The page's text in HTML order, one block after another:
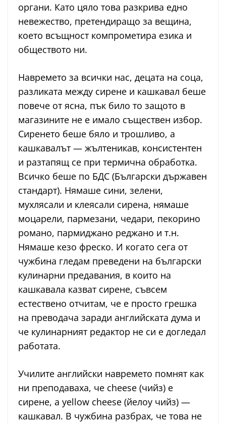
органи. Като цяло това разкрива едно
невежество, претендиращо за вещина,
което всъщност компрометира езика и
обществото ни.
Навремето за всички нас, децата на соца,
разликата между сирене и кашкавал беше
повече от ясна, пък било то защото в
магазините не е имало съществен избор.
Сиренето беше бяло и трошливо, а
кашкавалът — жълтеникав, консистентен
и разтапящ се при термична обработка.
Всичко беше по БДС (Български държавен
стандарт). Нямаше сини, зелени,
мухлясали и клеясали сирена, нямаше
моцарели, пармезани, чедари, пекорино
романо, пармиджано реджано и т.н.
Нямаше кезо фреско. И когато сега от
чужбина гледам преведени на български
кулинарни предавания, в които на
кашкавала казват сирене, съвсем
естествено отчитам, че е просто грешка
на преводача заради английската дума и
че кулинарният редактор не си е догледал
работата.
Училите английски навремето помнят как
ни преподаваха, че cheese (чийз) е
сирене, а yellow cheese (йелоу чийз) —
кашкавал. В чужбина разбрах, че това не